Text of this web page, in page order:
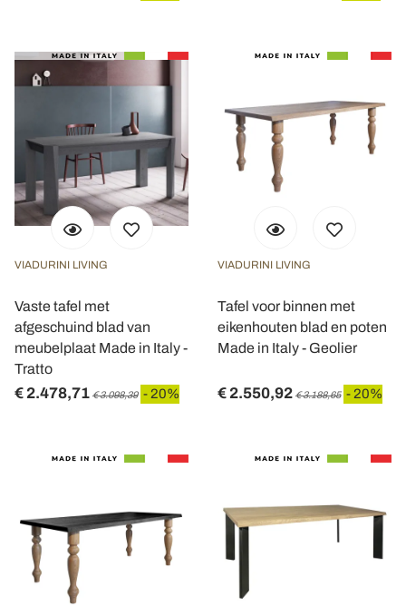
VIADURINI LIVING
Vaste tafel met
afgeschuind blad van
meubelplaat Made in Italy -
Tratto
€ 2.478,71 € 3.098,39 - 20%
VIADURINI LIVING
Tafel voor binnen met
eikenhouten blad en poten
Made in Italy - Geolier
€ 2.550,92 € 3.188,65 - 20%